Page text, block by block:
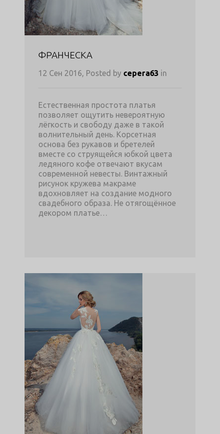
ФРАНЧЕСКА
12 Сен 2016, Posted by cepera63 in
Естественная простота платья
позволяет ощутить невероятную
лёгкость и свободу даже в такой
волнительный день. Корсетная
основа без рукавов и бретелей
вместе со струящейся юбкой цвета
ледяного кофе отвечают вкусам
современной невесты. Винтажный
рисунок кружева макраме
вдохновляет на создание модного
свадебного образа. Не отягощённое
декором платье…